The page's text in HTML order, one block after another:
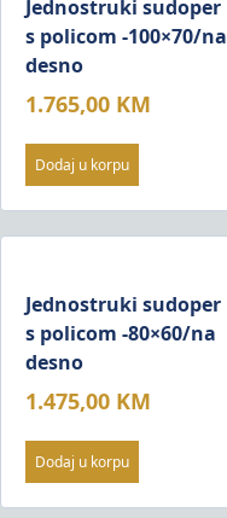
Jednostruki sudoper
s policom -100×70/na
desno
1.765,00 KM
Dodaj u korpu
Jednostruki sudoper
s policom -80×60/na
desno
1.475,00 KM
Dodaj u korpu